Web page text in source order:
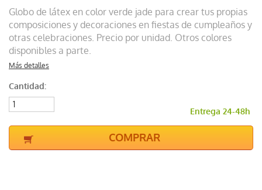
Globo de látex en color verde jade para crear tus propias
composiciones y decoraciones en fiestas de cumpleaños y
otras celebraciones. Precio por unidad. Otros colores
disponibles a parte.
Más detalles
Cantidad:
Entrega 24-48h
COMPRAR